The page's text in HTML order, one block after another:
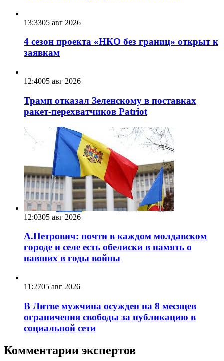
13:3305 авг 2026
4 сезон проекта «НКО без границ» открыт к
заявкам
12:4005 авг 2026
Трамп отказал Зеленскому в поставках
ракет-перехватчиков Patriot
12:0305 авг 2026
А.Петрович: почти в каждом молдавском
городе и селе есть обелиски в память о
павших в годы войны
11:2705 авг 2026
В Литве мужчина осужден на 8 месяцев
ограничения свободы за публикацию в
социальной сети
Комментарии экспертов